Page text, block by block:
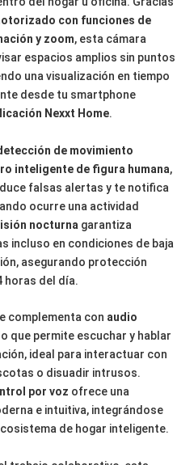
con funciones de
y zoom, esta cámara
espacios amplios sin puntos
una visualización en tiempo
desde tu smartphone
Nexxt Home.
de movimiento
inteligente de figura humana,
falsas alertas y te notifica
ocurre una actividad
nocturna garantiza
incluso en condiciones de baja
asegurando protección
horas del día.
complementa con audio
que permite escuchar y hablar
ideal para interactuar con
o disuadir intrusos.
por voz ofrece una
e intuitiva, integrándose
de hogar inteligente.